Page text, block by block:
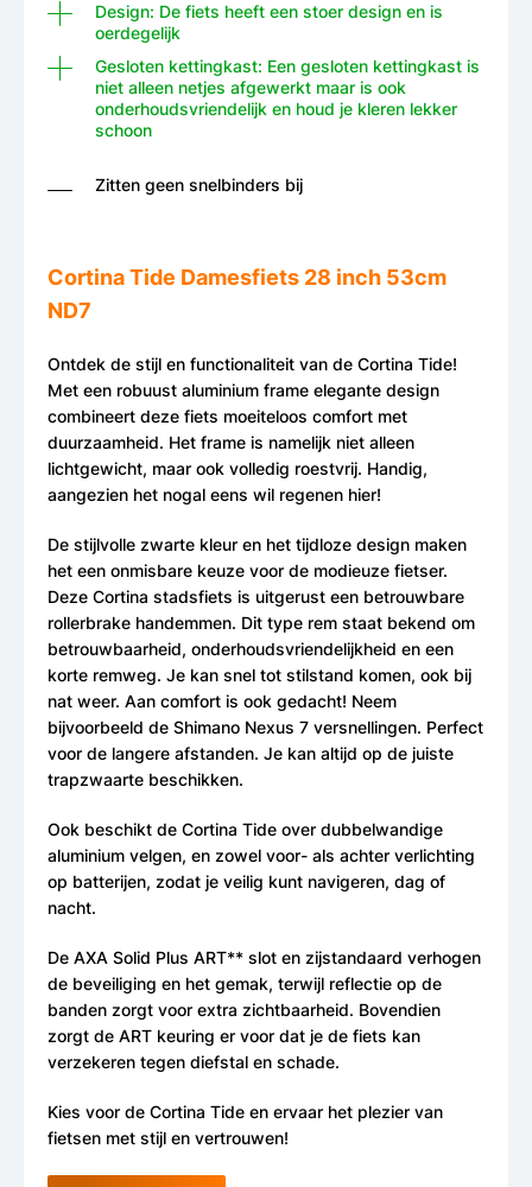
Design: De fiets heeft een stoer design en is
oerdegelijk
Gesloten kettingkast: Een gesloten kettingkast is
niet alleen netjes afgewerkt maar is ook
onderhoudsvriendelijk en houd je kleren lekker
schoon
Zitten geen snelbinders bij
Cortina Tide Damesfiets 28 inch 53cm
ND7
Ontdek de stijl en functionaliteit van de Cortina Tide!
Met een robuust aluminium frame elegante design
combineert deze fiets moeiteloos comfort met
duurzaamheid. Het frame is namelijk niet alleen
lichtgewicht, maar ook volledig roestvrij. Handig,
aangezien het nogal eens wil regenen hier!
De stijlvolle zwarte kleur en het tijdloze design maken
het een onmisbare keuze voor de modieuze fietser.
Deze Cortina stadsfiets is uitgerust een betrouwbare
rollerbrake handemmen. Dit type rem staat bekend om
betrouwbaarheid, onderhoudsvriendelijkheid en een
korte remweg. Je kan snel tot stilstand komen, ook bij
nat weer. Aan comfort is ook gedacht! Neem
bijvoorbeeld de Shimano Nexus 7 versnellingen. Perfect
voor de langere afstanden. Je kan altijd op de juiste
trapzwaarte beschikken.
Ook beschikt de Cortina Tide over dubbelwandige
aluminium velgen, en zowel voor- als achter verlichting
op batterijen, zodat je veilig kunt navigeren, dag of
nacht.
De AXA Solid Plus ART** slot en zijstandaard verhogen
de beveiliging en het gemak, terwijl reflectie op de
banden zorgt voor extra zichtbaarheid. Bovendien
zorgt de ART keuring er voor dat je de fiets kan
verzekeren tegen diefstal en schade.
Kies voor de Cortina Tide en ervaar het plezier van
fietsen met stijl en vertrouwen!